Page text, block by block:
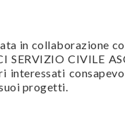
in collaborazione
SERVIZIO CIVILE
interessati
progetti.